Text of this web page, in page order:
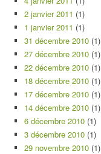
2 janvier 2011 (1)
1 janvier 2011 (1)
31 décembre 2010 (1)
27 décembre 2010 (1)
22 décembre 2010 (1)
18 décembre 2010 (1)
17 décembre 2010 (1)
14 décembre 2010 (1)
6 décembre 2010 (1)
3 décembre 2010 (1)
29 novembre 2010 (1)